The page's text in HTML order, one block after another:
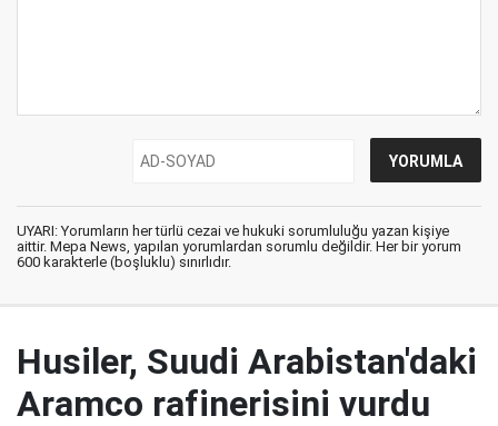
UYARI: Yorumların her türlü cezai ve hukuki sorumluluğu yazan kişiye
aittir. Mepa News, yapılan yorumlardan sorumlu değildir. Her bir yorum
600 karakterle (boşluklu) sınırlıdır.
Husiler, Suudi Arabistan'daki
Aramco rafinerisini vurdu